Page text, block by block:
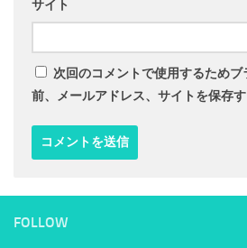
サイト
次回のコメントで使用するためブ
前、メールアドレス、サイトを保存す
FOLLOW